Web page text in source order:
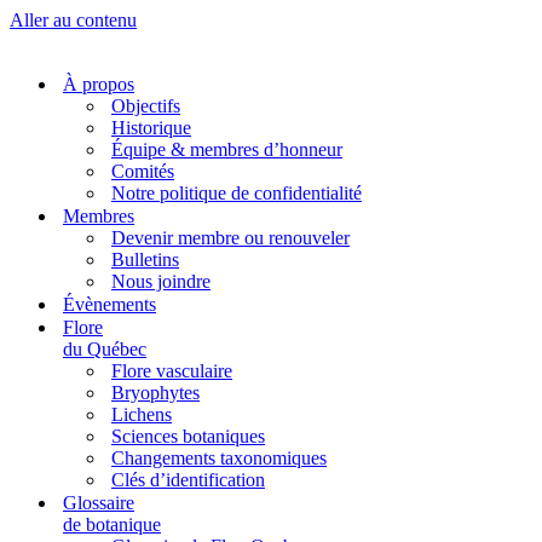
Aller au contenu
À propos
Objectifs
Historique
Équipe & membres d’honneur
Comités
Notre politique de confidentialité
Membres
Devenir membre ou renouveler
Bulletins
Nous joindre
Évènements
Flore
du Québec
Flore vasculaire
Bryophytes
Lichens
Sciences botaniques
Changements taxonomiques
Clés d’identification
Glossaire
de botanique